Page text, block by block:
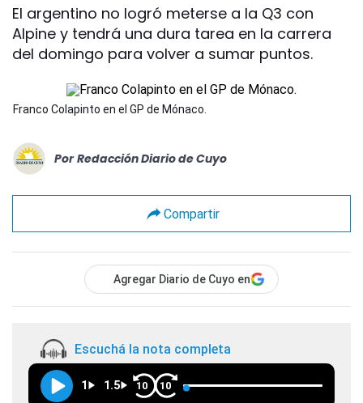
El argentino no logró meterse a la Q3 con
Alpine y tendrá una dura tarea en la carrera
del domingo para volver a sumar puntos.
Franco Colapinto en el GP de Mónaco.
Por Redacción Diario de Cuyo
Compartir
Agregar Diario de Cuyo en
Escuchá la nota completa
1 1.5 10 10